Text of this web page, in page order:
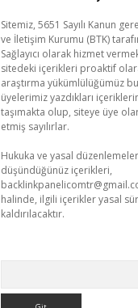
Sitemiz, 5651 Sayılı Kanun
ve İletişim Kurumu (BTK)
Sağlayıcı olarak hizmet
sitedeki içerikleri proaktif
araştırma yükümlülüğümüz
üyelerimiz yazdıkları
taşımakta olup, siteye üye
etmiş sayılırlar.
Hukuka ve yasal
düşündüğünüz içerikleri,
halinde, ilgili içerikler yasal
kaldırılacaktır.